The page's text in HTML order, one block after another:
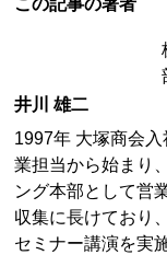
この記事の著者
井川 雄二
1997年 大塚商会
業担当から始まり
ング本部として営
収集に長けており
セミナー講演を実